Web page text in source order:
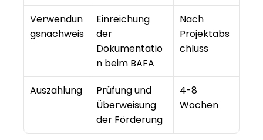
Verwendun
gsnachweis
Einreichung
der
Dokumentatio
n beim BAFA
Nach
Projektabs
chluss
Auszahlung
Prüfung und
Überweisung
der Förderung
4-8
Wochen